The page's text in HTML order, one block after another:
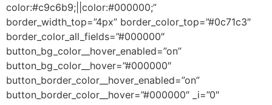
color:#c9c6b9;||color:#000000;”
border_width_top=”4px” border_color_top=”#0c71c3″
border_color_all_fields=”#000000″
button_bg_color__hover_enabled=”on”
button_bg_color__hover=”#000000″
button_border_color__hover_enabled=”on”
button_border_color__hover=”#000000″ _i=”0″